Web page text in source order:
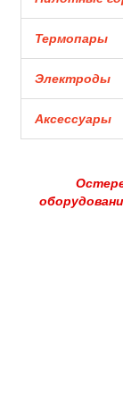
Термопары
Электроды
Аксессуары